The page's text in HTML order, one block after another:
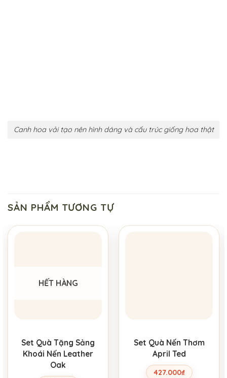
Canh hoa vải tạo nên hình dáng và cấu trúc giống hoa thật
SẢN PHẨM TƯƠNG TỰ
HẾT HÀNG
Set Quà Tặng Sảng
Khoái Nến Leather
Oak
Set Quà Nến Thơm
April Ted
427.000₫